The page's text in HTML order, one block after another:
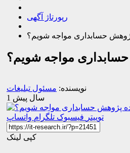
رپورتاژ آگهی
حسابداری مواجه‌ شویم؟
مواجه‌ شویم؟
نویسنده: مسئول تبلیغات
1 سال پیش
توییتر فیسبوک تلگرام واتساپ
کپی لینک